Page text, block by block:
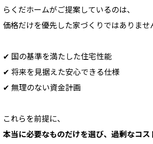
らくだホームがご提案しているのは、
価格だけを優先した家づくりではありませ
✔ 国の基準を満たした住宅性能
✔ 将来を見据えた安心できる仕様
✔ 無理のない資金計画
これらを前提に、
本当に必要なものだけを選び、過剰なコス